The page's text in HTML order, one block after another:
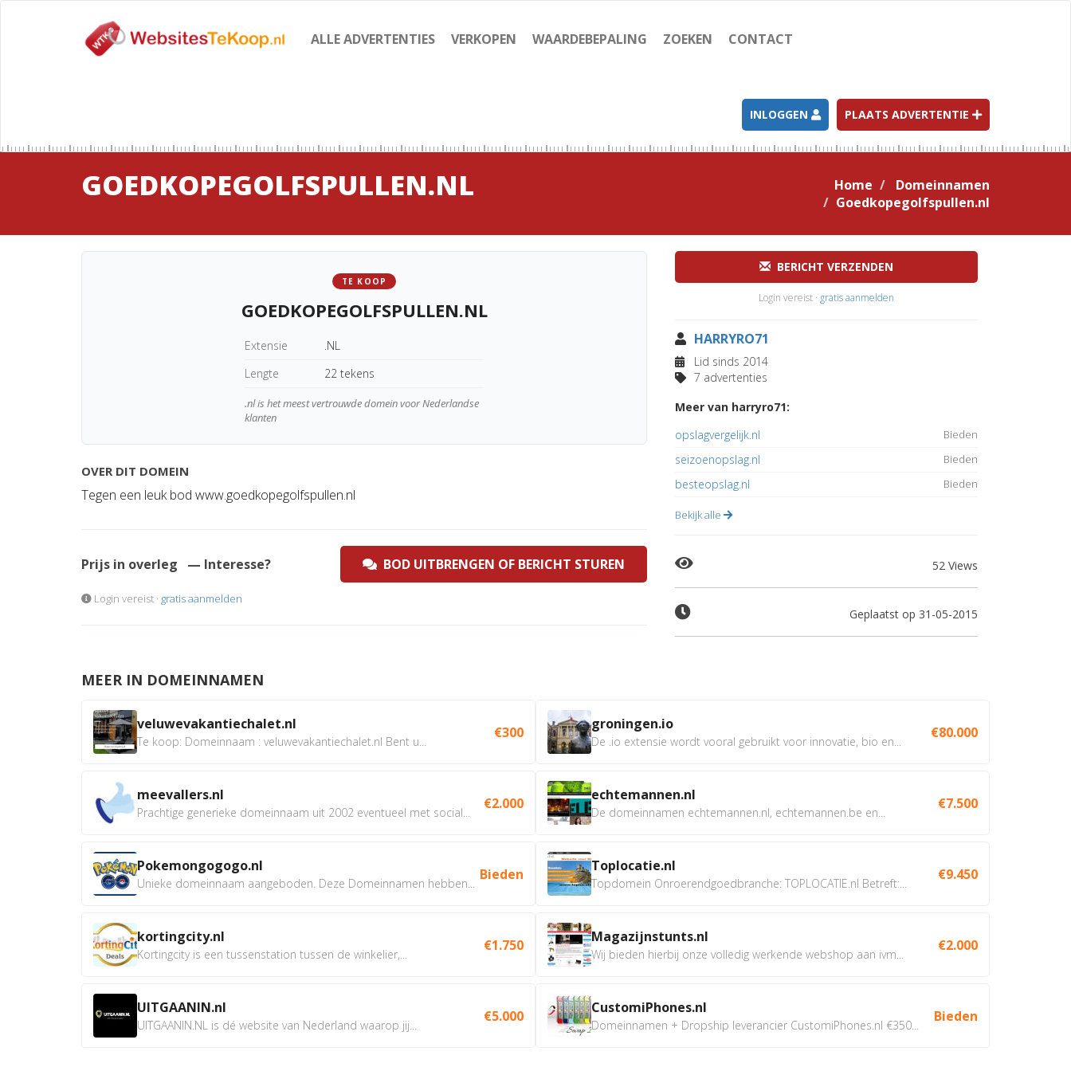
ALLE ADVERTENTIES VERKOPEN WAARDEBEPALING ZOEKEN CONTACT
INLOGGEN PLAATS ADVERTENTIE
GOEDKOPEGOLFSPULLEN.NL Home
Domeinnamen
Goedkopegolfspullen.nl
TE KOOP
GOEDKOPEGOLFSPULLEN.NL
Extensie
.NL
Lengte
22 tekens
.nl is het meest vertrouwde domein voor Nederlandse
klanten
OVER DIT DOMEIN
Tegen een leuk bod www.goedkopegolfspullen.nl
Prijs in overleg — Interesse? BOD UITBRENGEN OF BERICHT STUREN
Login vereist · gratis aanmelden
BERICHT VERZENDEN
Login vereist · gratis aanmelden
HARRYRO71
Lid sinds 2014
7 advertenties
Meer van harryro71:
opslagvergelijk.nl
Bieden
seizoenopslag.nl Bieden
besteopslag.nl Bieden
Bekijk alle
52 Views
Geplaatst op 31-05-2015
MEER IN DOMEINNAMEN
veluwevakantiechalet.nl
Te koop: Domeinnaam : veluwevakantiechalet.nl Bent u...
€300
meevallers.nl
Prachtige generieke domeinnaam uit 2002 eventueel met social...
€2.000
Pokemongogogo.nl
Unieke domeinnaam aangeboden. Deze Domeinnamen hebben...
Bieden
kortingcity.nl
Kortingcity is een tussenstation tussen de winkelier,...
€1.750
UITGAANIN.nl
UITGAANIN.NL is dé website van Nederland waarop jij...
€5.000
groningen.io
De .io extensie wordt vooral gebruikt voor innovatie, bio en...
€80.000
echtemannen.nl
De domeinnamen echtemannen.nl, echtemannen.be en...
€7.500
Toplocatie.nl
Topdomein Onroerendgoedbranche: TOPLOCATIE.nl Betreft:...
€9.450
Magazijnstunts.nl
Wij bieden hierbij onze volledig werkende webshop aan ivm...
€2.000
CustomiPhones.nl
Domeinnamen + Dropship leverancier CustomiPhones.nl €350...
Bieden